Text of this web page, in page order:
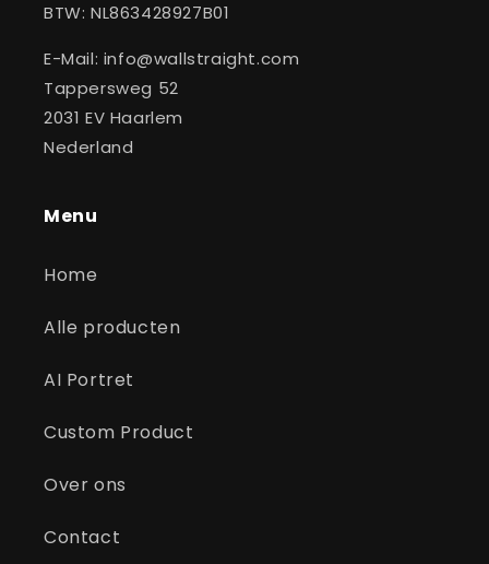
BTW: NL863428927B01
E-Mail: info@wallstraight.com
Tappersweg 52
2031 EV Haarlem
Nederland
Menu
Home
Alle producten
AI Portret
Custom Product
Over ons
Contact